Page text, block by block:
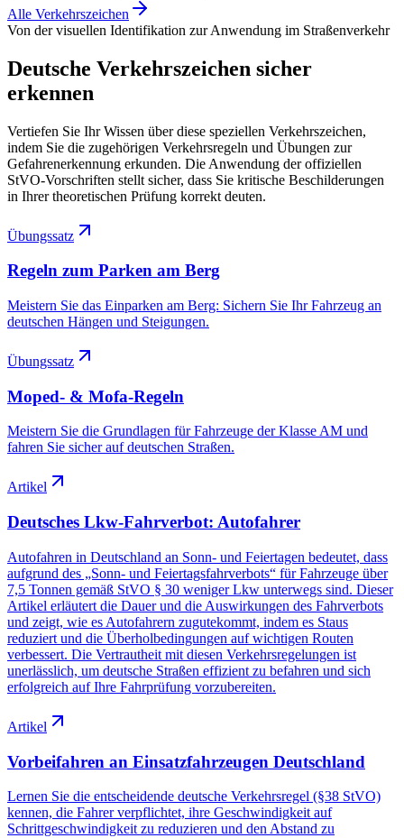
Alle Verkehrszeichen
Von der visuellen Identifikation zur Anwendung im Straßenverkehr
Deutsche Verkehrszeichen sicher
erkennen
Vertiefen Sie Ihr Wissen über diese speziellen Verkehrszeichen,
indem Sie die zugehörigen Verkehrsregeln und Übungen zur
Gefahrenerkennung erkunden. Die Anwendung der offiziellen
StVO-Vorschriften stellt sicher, dass Sie kritische Beschilderungen
in Ihrer theoretischen Prüfung korrekt deuten.
Übungssatz
Regeln zum Parken am Berg
Meistern Sie das Einparken am Berg: Sichern Sie Ihr Fahrzeug an
deutschen Hängen und Steigungen.
Übungssatz
Moped- & Mofa-Regeln
Meistern Sie die Grundlagen für Fahrzeuge der Klasse AM und
fahren Sie sicher auf deutschen Straßen.
Artikel
Deutsches Lkw-Fahrverbot: Autofahrer
Autofahren in Deutschland an Sonn- und Feiertagen bedeutet, dass
aufgrund des „Sonn- und Feiertagsfahrverbots“ für Fahrzeuge über
7,5 Tonnen gemäß StVO § 30 weniger Lkw unterwegs sind. Dieser
Artikel erläutert die Dauer und die Auswirkungen des Fahrverbots
und zeigt, wie es Autofahrern zugutekommt, indem es Staus
reduziert und die Überholbedingungen auf wichtigen Routen
verbessert. Die Vertrautheit mit diesen Verkehrsregelungen ist
unerlässlich, um deutsche Straßen effizient zu befahren und sich
erfolgreich auf Ihre Fahrprüfung vorzubereiten.
Artikel
Vorbeifahren an Einsatzfahrzeugen Deutschland
Lernen Sie die entscheidende deutsche Verkehrsregel (§38 StVO)
kennen, die Fahrer verpflichtet, ihre Geschwindigkeit auf
Schrittgeschwindigkeit zu reduzieren und den Abstand zu